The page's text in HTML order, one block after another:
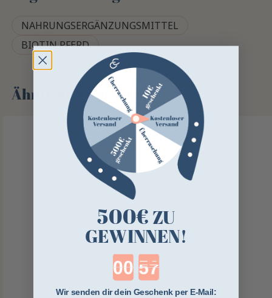
NAHRUNGSERGÄNZUNGSMITTEL
BIOTIN PFERD
Ähnliche Produkte
500€ ZU
GEWINNEN!
Countdown ends in:
Wir senden dir dein Geschenk per E-Mail: